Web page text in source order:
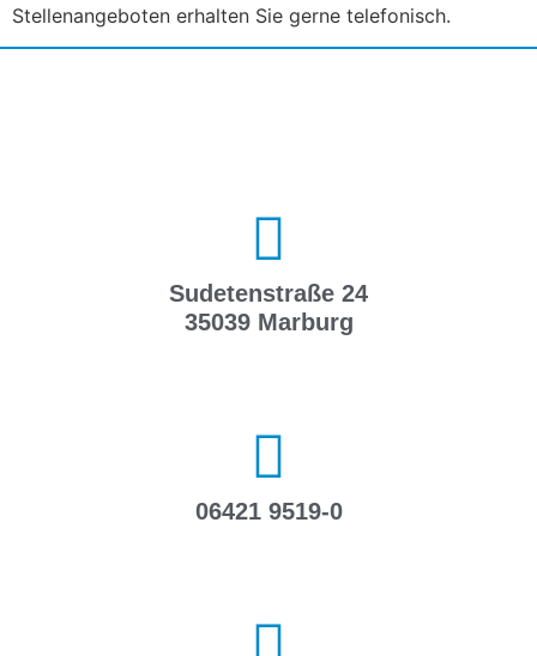
Stellenangeboten erhalten Sie gerne telefonisch.
Sudetenstraße 24
35039 Marburg
06421 9519-0